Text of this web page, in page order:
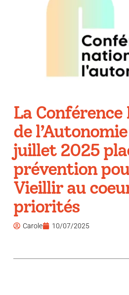
La
de
juillet 2025
prévention
Vieillir au
priorités
Carole 10/07/2025